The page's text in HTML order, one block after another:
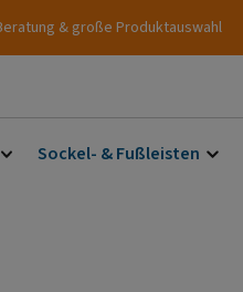
& große Produktauswahl
Sockel- & Fußleisten